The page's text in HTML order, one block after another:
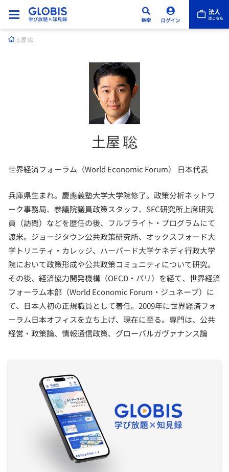
土屋 聡
土屋 聡
世界経済フォーラム（World Economic Forum） 日本代表
兵庫県生まれ。慶應義塾大学大学院修了。政策分析ネットワ
ーク事務局、参議院議員政策スタッフ、SFC研究所上席研究
員（訪問）などを歴任の後、フルブライト・プログラムにて
渡米。ジョージタウン公共政策研究所、オックスフォード大
学トリニティ・カレッジ、ハーバード大学ケネディ行政大学
院において政策形成や公共政策コミュニティについて研究。
その後、経済協力開発機構（OECD・パリ）を経て、世界経済
フォーラム本部（World Economic Forum・ジュネーブ）に
て、日本人初の正規職員として着任。2009年に世界経済フォ
ーラム日本オフィスを立ち上げ、現在に至る。専門は、公共
経営・政策論、情報通信政策、グローバルガヴァナンス論